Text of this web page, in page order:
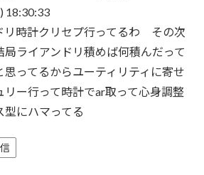
18:30:33
リ時計クリセプ行ってるわ その次
ライアンドリ積めば何積んだって
思ってるからユーティリティに寄せ
リー行って時計でar取って心身調整
型にハマってる